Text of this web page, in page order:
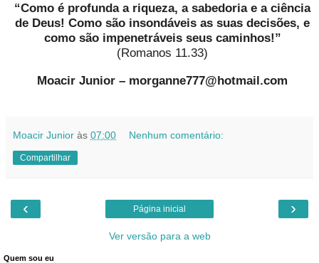
“Como é profunda a riqueza, a sabedoria e a ciência
de Deus! Como são insondáveis as suas decisões, e
como são impenetráveis seus caminhos!”
(Romanos 11.33)
Moacir Junior – morganne777@hotmail.com
Moacir Junior às 07:00 Nenhum comentário:
Compartilhar
‹ ›
Página inicial
Ver versão para a web
Quem sou eu